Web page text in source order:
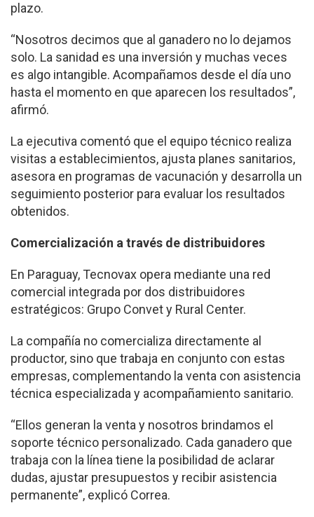
plazo.
“Nosotros decimos que al ganadero no lo dejamos
solo. La sanidad es una inversión y muchas veces
es algo intangible. Acompañamos desde el día uno
hasta el momento en que aparecen los resultados”,
afirmó.
La ejecutiva comentó que el equipo técnico realiza
visitas a establecimientos, ajusta planes sanitarios,
asesora en programas de vacunación y desarrolla un
seguimiento posterior para evaluar los resultados
obtenidos.
Comercialización a través de distribuidores
En Paraguay, Tecnovax opera mediante una red
comercial integrada por dos distribuidores
estratégicos: Grupo Convet y Rural Center.
La compañía no comercializa directamente al
productor, sino que trabaja en conjunto con estas
empresas, complementando la venta con asistencia
técnica especializada y acompañamiento sanitario.
“Ellos generan la venta y nosotros brindamos el
soporte técnico personalizado. Cada ganadero que
trabaja con la línea tiene la posibilidad de aclarar
dudas, ajustar presupuestos y recibir asistencia
permanente”, explicó Correa.